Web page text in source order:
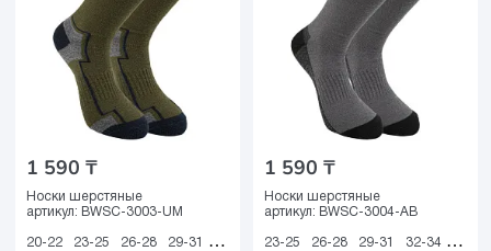
1 590 ₸
Носки шерстяные
артикул: BWSC-3003-UM
20-22 23-25 26-28 29-31 32-34 35-38 39-41
1 590 ₸
Носки шерстяные
артикул: BWSC-3004-AB
23-25 26-28 29-31 32-34 35-38